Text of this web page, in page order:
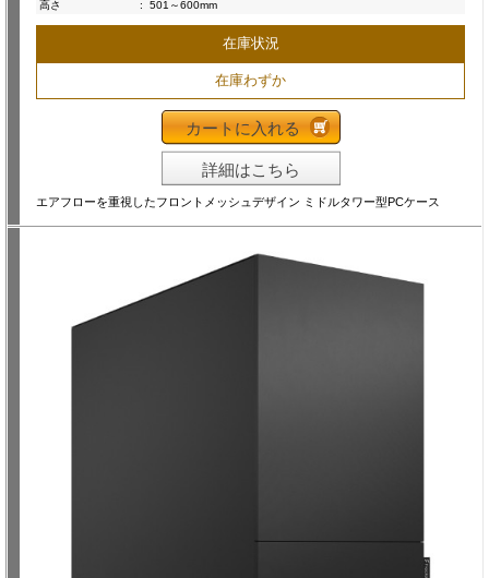
高さ
: 501～600mm
在庫状況
在庫わずか
カートに入れる
詳細はこちら
エアフローを重視したフロントメッシュデザイン ミドルタワー型PCケース